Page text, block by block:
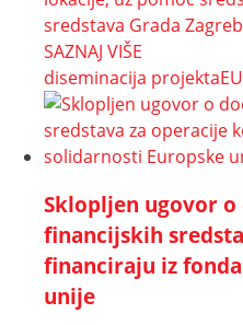
sredstava Grada
SAZNAJ VIŠE
diseminacija projekta
Sklopljen ugovor
financijskih
financiraju iz
unije